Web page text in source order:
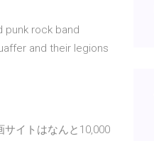
punk rock band
and their legions
イトはなんと10,000